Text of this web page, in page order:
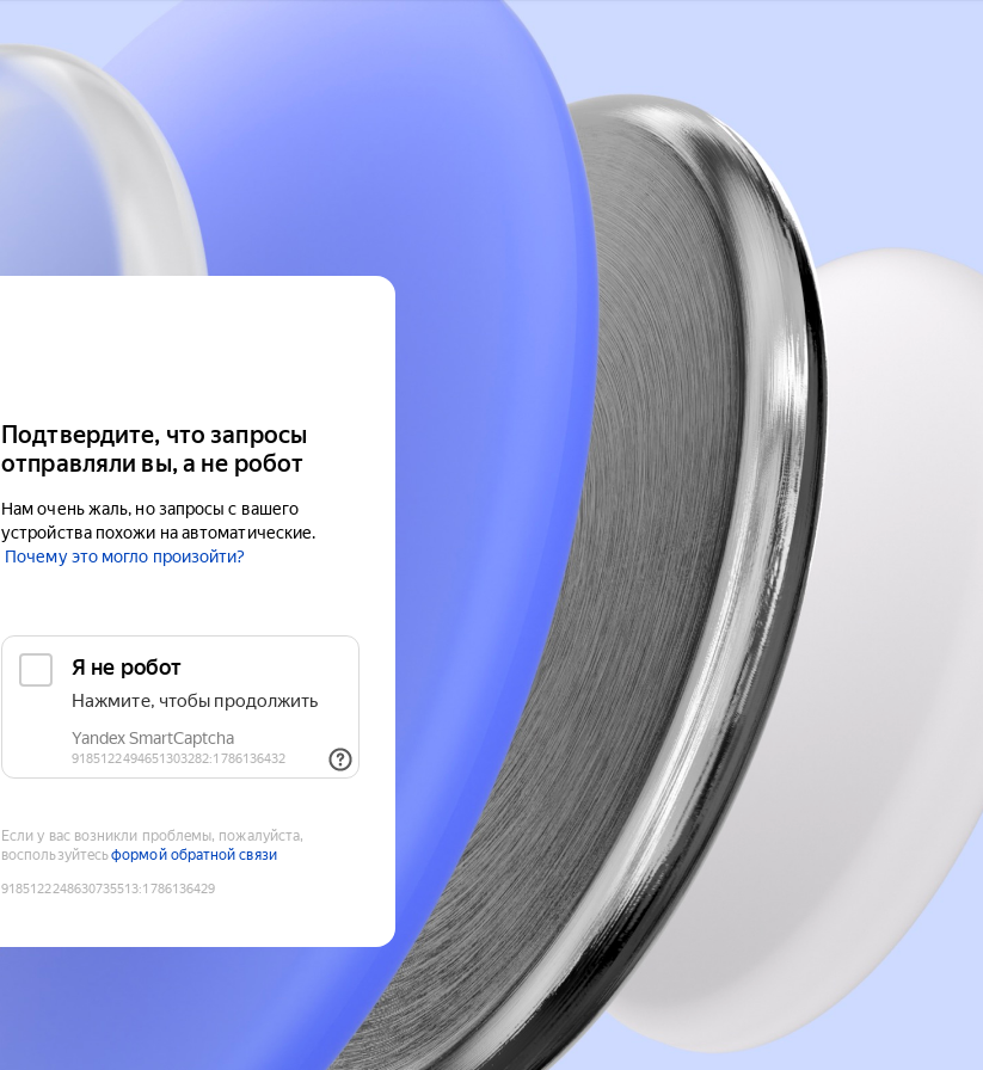
Подтвердите, что запросы
отправляли вы, а не робот
Нам очень жаль, но запросы с вашего
устройства похожи на автоматические.
Почему это могло произойти?
Если у вас возникли проблемы, пожалуйста,
воспользуйтесьформой обратной связи
9185122248630735513:1786136429